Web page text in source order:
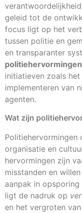
geleid tot de
focus ligt op het
tussen politie en
en transparanter
politiehervormingen
initiatieven zoals
implementeren van
agenten.
Wat zijn
Politiehervormingen
organisatie en
hervormingen zijn
misstanden en
aanpak in
ligt de nadruk op
en het vergroten